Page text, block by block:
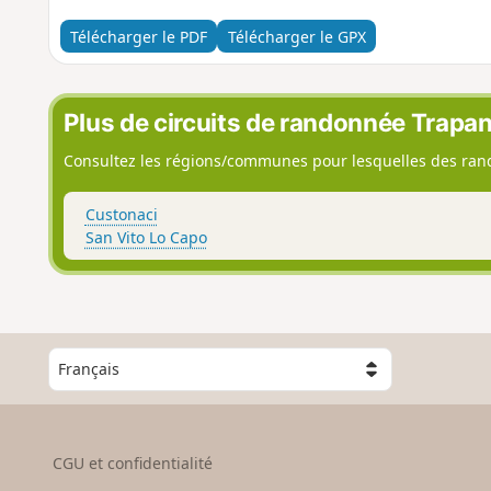
Télécharger le PDF Télécharger le GPX
Plus de circuits de randonnée
Consultez les régions/communes pour lesquelles des
Custonaci
San Vito Lo Capo
C
h
o
CGU et confidentialité